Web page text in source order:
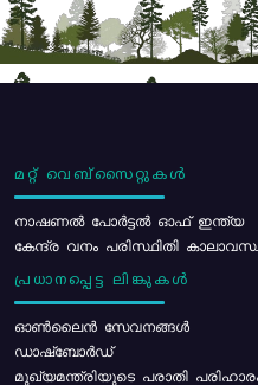
മറ്റ് വെബ്സൈറ്റുകൾ
നാഷണൽ പോർട്ടൽ ഓഫ് ഇന്ത്യ
കേന്ദ്ര വനം പരിസ്ഥിതി
പ്രധാനപ്പെട്ട ലിങ്കുകൾ
ഓൺലൈൻ സേവനങ്ങൾ
ഡാഷ്ബോർഡ്
മുഖ്യമന്ത്രിയുടെ പരാതി